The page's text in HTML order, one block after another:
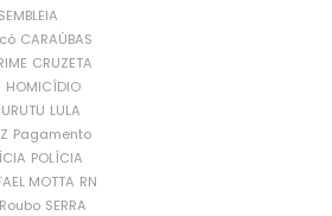
CARAÚBAS
CRUZETA
HOMICÍDIO
LULA
Pagamento
POLÍCIA
MOTTA RN
Roubo SERRA